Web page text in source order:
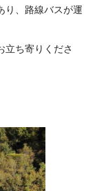
り、路線バスが運
立ち寄りくださ